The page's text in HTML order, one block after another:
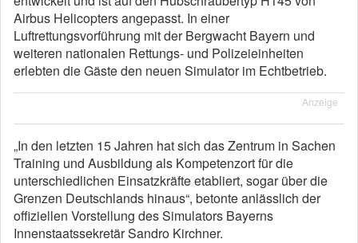
Airbus Helicopters angepasst. In einer
Luftrettungsvorführung mit der Bergwacht Bayern und
weiteren nationalen Rettungs- und Polizeieinheiten
erlebten die Gäste den neuen Simulator im Echtbetrieb.
Anzeige
„In den letzten 15 Jahren hat sich das Zentrum in Sachen
Training und Ausbildung als Kompetenzort für die
unterschiedlichen Einsatzkräfte etabliert, sogar über die
Grenzen Deutschlands hinaus“, betonte anlässlich der
offiziellen Vorstellung des Simulators Bayerns
Innenstaatssekretär Sandro Kirchner.